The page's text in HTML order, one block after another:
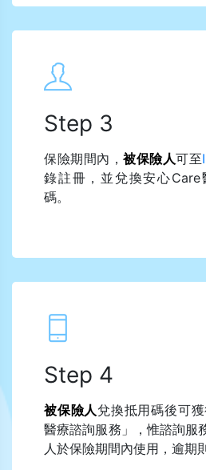
Step 3
保險期間內， 被保險人可至
錄註冊，並兌換安心Care
碼。
Step 4
被保險人兌換抵用碼後可
醫療諮詢服務」，惟諮詢服
人於保險期間內使用，逾期